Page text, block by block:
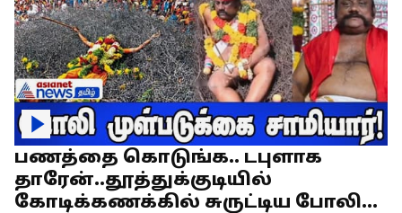
பணத்தை கொடுங்க.. டபுளாக
தாரேன்..தூத்துக்குடியில்
கோடிக்கணக்கில் சுருட்டிய போலி